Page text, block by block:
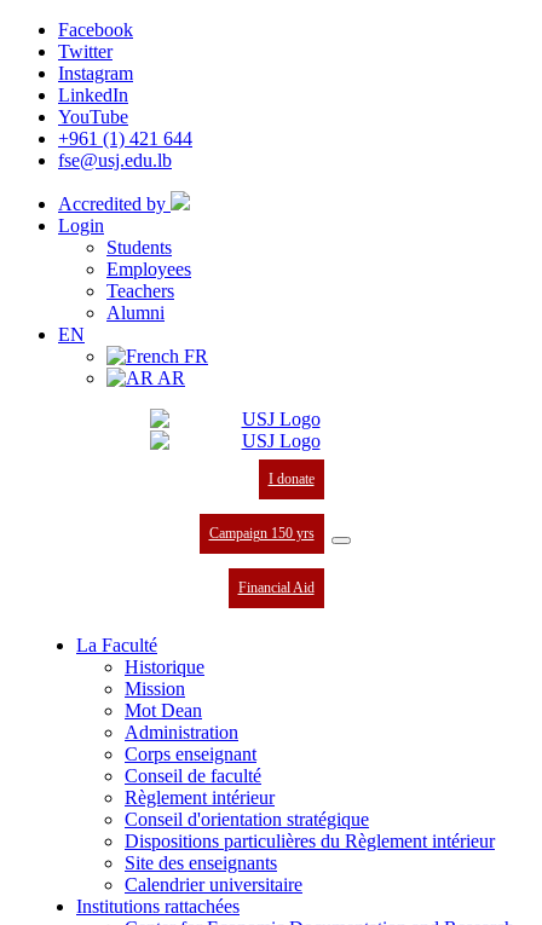
Facebook
Twitter
Instagram
LinkedIn
YouTube
+961 (1) 421 644
fse@usj.edu.lb
Accredited by
Login
Students
Employees
Teachers
Alumni
EN
FR
AR
I donate
Campaign 150 yrs
Financial Aid
La Faculté
Historique
Mission
Mot Dean
Administration
Corps enseignant
Conseil de faculté
Règlement intérieur
Conseil d'orientation stratégique
Dispositions particulières du Règlement intérieur
Site des enseignants
Calendrier universitaire
Institutions rattachées